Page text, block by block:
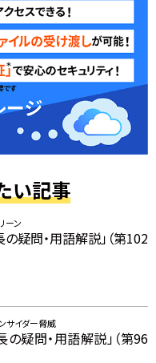
い記事
ーン
疑問・用語解説」（第102
サイダー脅威
疑問・用語解説」（第96